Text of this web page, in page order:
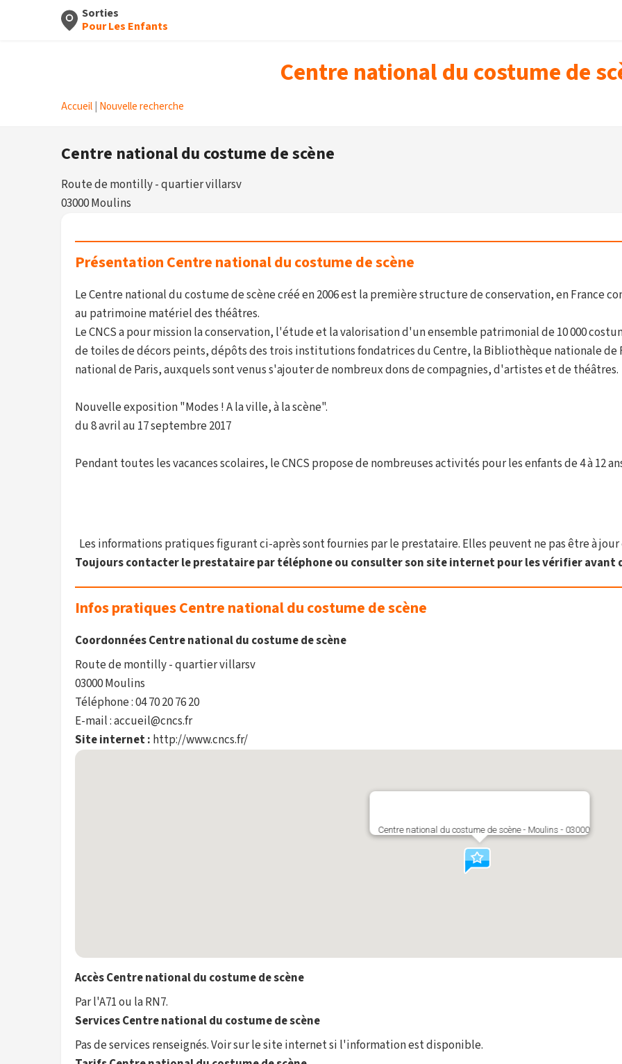
Sorties
Pour Les Enfants
Centre national du costume de
Accueil Nouvelle recherche
Centre national du costume de scène
Route de montilly - quartier villarsv
03000 Moulins
Présentation Centre national du costume de scène
Le Centre national du costume de scène créé en 2006 est la première structure de conservation, en France
au patrimoine matériel des théâtres.
Le CNCS a pour mission la conservation, l'étude et la valorisation d'un ensemble patrimonial de 10 000
de toiles de décors peints, dépôts des trois institutions fondatrices du Centre, la Bibliothèque nationale de
national de Paris, auxquels sont venus s'ajouter de nombreux dons de compagnies, d'artistes et de théâtres.
Nouvelle exposition "Modes ! A la ville, à la scène".
du 8 avril au 17 septembre 2017
Pendant toutes les vacances scolaires, le CNCS propose de nombreuses activités pour les enfants de 4 à 12
Les informations pratiques figurant ci-après sont fournies par le prestataire. Elles peuvent ne pas être à
Toujours contacter le prestataire par téléphone ou consulter son site internet pour les vérifier avant
Infos pratiques Centre national du costume de scène
Coordonnées Centre national du costume de scène
Route de montilly - quartier villarsv
03000 Moulins
Téléphone : 04 70 20 76 20
E-mail : accueil@cncs.fr
Site internet : http://www.cncs.fr/
Centre national du costume de scène - Moulins - 03000
Accès Centre national du costume de scène
Par l'A71 ou la RN7.
Services Centre national du costume de scène
Pas de services renseignés. Voir sur le site internet si l'information est disponible.